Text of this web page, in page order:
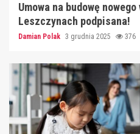
Umowa na budowę
Leszczynach podpisana!
Damian Polak 3 grudnia 2025 376